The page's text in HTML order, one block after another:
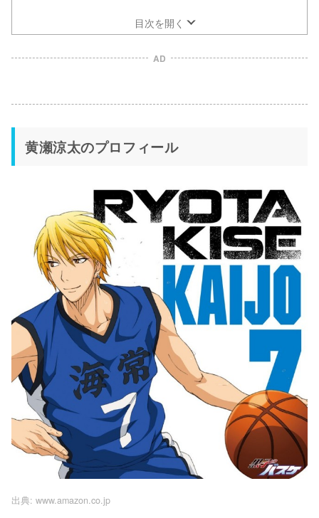
目次を開く
AD
黄瀬涼太のプロフィール
出典: www.amazon.co.jp